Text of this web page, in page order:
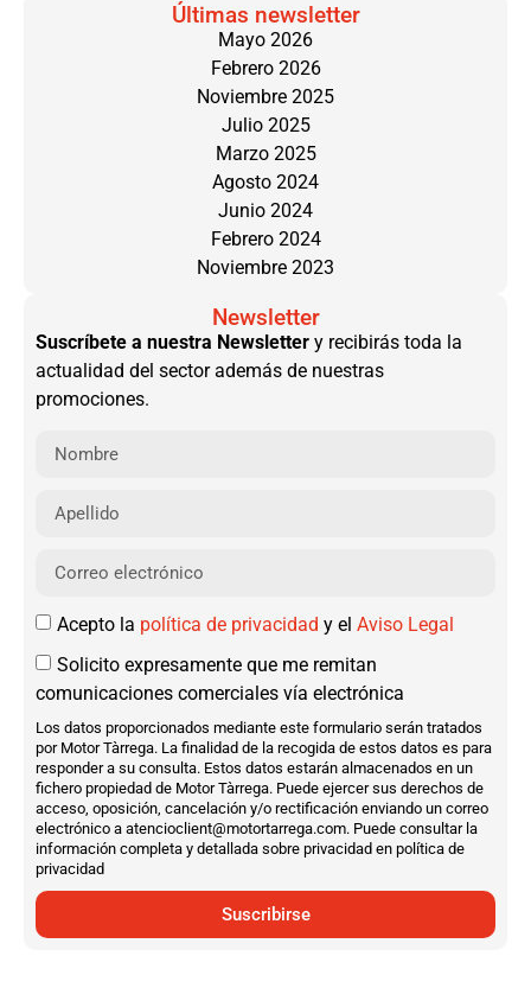
Últimas newsletter
Mayo 2026
Febrero 2026
Noviembre 2025
Julio 2025
Marzo 2025
Agosto 2024
Junio 2024
Febrero 2024
Noviembre 2023
Newsletter
Suscríbete a nuestra Newsletter y recibirás toda la
actualidad del sector además de nuestras
promociones.
Acepto la política de privacidad y el Aviso Legal
Solicito expresamente que me remitan
comunicaciones comerciales vía electrónica
Los datos proporcionados mediante este formulario serán tratados
por Motor Tàrrega. La finalidad de la recogida de estos datos es para
responder a su consulta. Estos datos estarán almacenados en un
fichero propiedad de Motor Tàrrega. Puede ejercer sus derechos de
acceso, oposición, cancelación y/o rectificación enviando un correo
electrónico a atencioclient@motortarrega.com. Puede consultar la
información completa y detallada sobre privacidad en política de
privacidad
Suscribirse